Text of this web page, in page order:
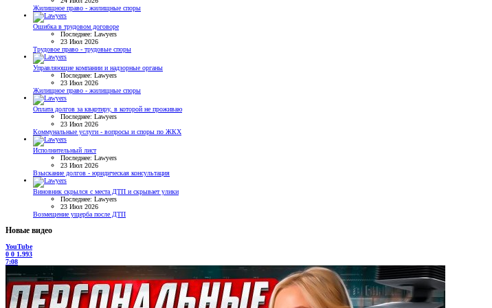
Жилищное право - жилищные споры
Ошибка в трудовом договоре
Последнее: Lawyers
23 Июл 2026
Трудовое право - трудовые споры
Управляющие компании и надзорные органы
Последнее: Lawyers
23 Июл 2026
Жилищное право - жилищные споры
Оплата долгов за квартиру, в которой не проживаю
Последнее: Lawyers
23 Июл 2026
Коммунальные услуги - вопросы и споры по ЖКХ
Исполнительный лист
Последнее: Lawyers
23 Июл 2026
Взыскание долгов - юридическая консультация
Виновник скрылся с места ДТП и скрывает улики
Последнее: Lawyers
23 Июл 2026
Возмещение ущерба после ДТП
Новые видео
YouTube
0 0 1.993
7:08